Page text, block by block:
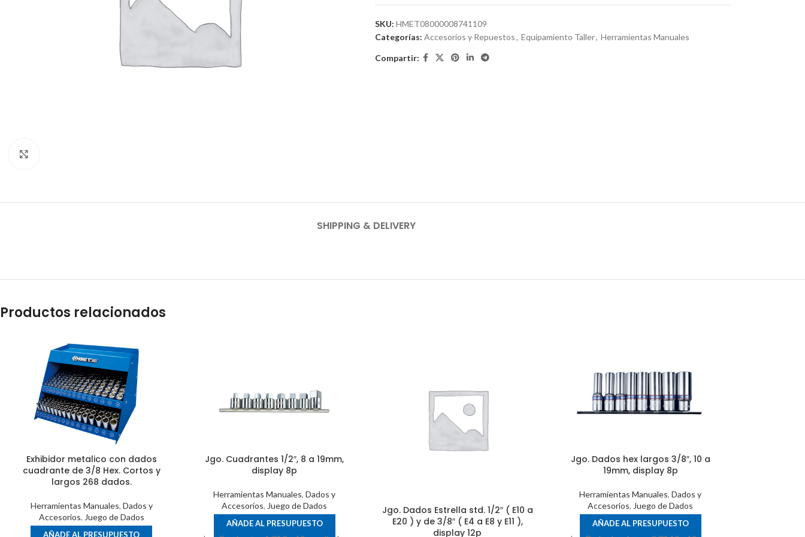
SKU: HMET08000008741109
Categorías: Accesorios y Repuestos, Equipamiento Taller, Herramientas Manuales
Compartir:
SHIPPING & DELIVERY
Productos relacionados
Exhibidor metalico con dados
cuadrante de 3/8 Hex. Cortos y
largos 268 dados.
Herramientas Manuales, Dados y
Accesorios, Juego de Dados
AÑADE AL PRESUPUESTO
Jgo. Cuadrantes 1/2″, 8 a 19mm,
display 8p
Herramientas Manuales,Dados y
Accesorios, Juego de Dados
AÑADE AL PRESUPUESTO
Jgo. Dados Estrella std. 1/2″ ( E10 a
E20 ) y de 3/8″ ( E4 a E8 y E11 ),
display 12p
Jgo. Dados hex largos 3/8″, 10 a
19mm, display 8p
Herramientas Manuales,Dados y
Accesorios, Juego de Dados
AÑADE AL PRESUPUESTO